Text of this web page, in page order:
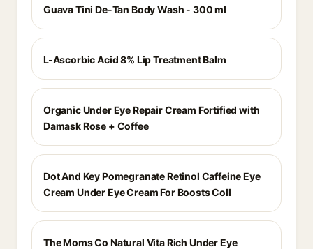
Guava Tini De-Tan Body Wash - 300 ml
L-Ascorbic Acid 8% Lip Treatment Balm
Organic Under Eye Repair Cream Fortified with
Damask Rose + Coffee
Dot And Key Pomegranate Retinol Caffeine Eye
Cream Under Eye Cream For Boosts Coll
The Moms Co Natural Vita Rich Under Eye